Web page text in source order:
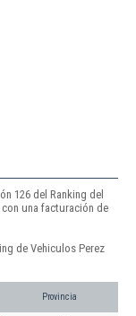
126 del Ranking del
una facturación de
de Vehiculos Perez
Provincia